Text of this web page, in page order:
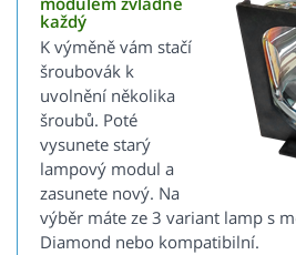
každý
K výměně vám stačí
šroubovák k
uvolnění několika
šroubů. Poté
vysunete starý
lampový modul a
zasunete nový. Na
výběr máte ze 3 variant lamp s
Diamond nebo kompatibilní.